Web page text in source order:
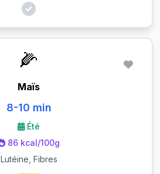
🌽
Maïs
8-10 min
Été
86 kcal/100g
Lutéine, Fibres